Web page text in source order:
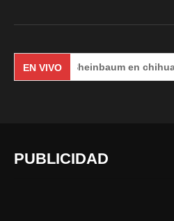
EN VIVO
Sheinbaum en chihuahua capital
PUBLICIDAD